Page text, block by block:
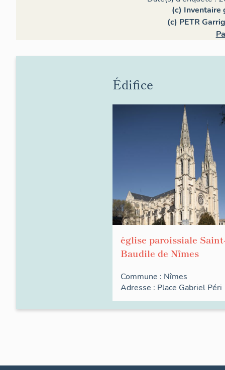
(c) Inventaire
(c) PETR
Édifice
église paroissiale
Baudile de Nîmes
Commune : Nîmes
Adresse : Place Gabriel Péri